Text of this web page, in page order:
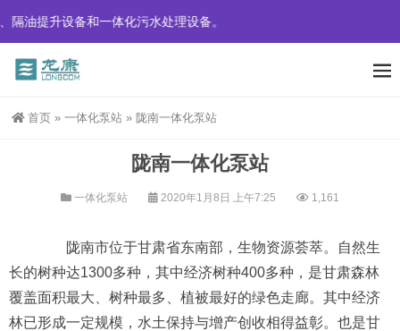
备和一体化污水处理设备。
首页 » 一体化泵站 » 陇南一体化泵站
陇南一体化泵站
一体化泵站 2020年1月8日 上午7:25 1,161
陇南市位于甘肃省东南部，生物资源荟萃。自然生
长的树种达1300多种，其中经济树种400多种，是甘肃森林
覆盖面积最大、树种最多、植被最好的绿色走廊。其中经济
林已形成一定规模，水土保持与增产创收相得益彰。也是甘